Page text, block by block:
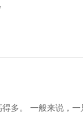
多。 一般来说，